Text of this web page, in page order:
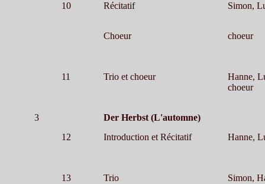
10 Récitatif Simon,
Choeur choeur
11 Trio et choeur
Hanne,
choeur
3
Der Herbst (L'automne)
12
Introduction et Récitatif Hanne,
13 Trio Simon,